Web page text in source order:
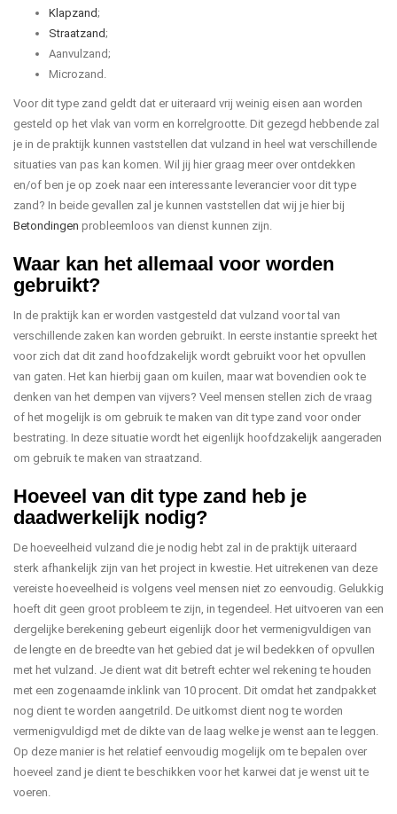
Klapzand;
Straatzand;
Aanvulzand;
Microzand.
Voor dit type zand geldt dat er uiteraard vrij weinig eisen aan worden
gesteld op het vlak van vorm en korrelgrootte. Dit gezegd hebbende zal
je in de praktijk kunnen vaststellen dat vulzand in heel wat verschillende
situaties van pas kan komen. Wil jij hier graag meer over ontdekken
en/of ben je op zoek naar een interessante leverancier voor dit type
zand? In beide gevallen zal je kunnen vaststellen dat wij je hier bij
Betondingen probleemloos van dienst kunnen zijn.
Waar kan het allemaal voor worden
gebruikt?
In de praktijk kan er worden vastgesteld dat vulzand voor tal van
verschillende zaken kan worden gebruikt. In eerste instantie spreekt het
voor zich dat dit zand hoofdzakelijk wordt gebruikt voor het opvullen
van gaten. Het kan hierbij gaan om kuilen, maar wat bovendien ook te
denken van het dempen van vijvers? Veel mensen stellen zich de vraag
of het mogelijk is om gebruik te maken van dit type zand voor onder
bestrating. In deze situatie wordt het eigenlijk hoofdzakelijk aangeraden
om gebruik te maken van straatzand.
Hoeveel van dit type zand heb je
daadwerkelijk nodig?
De hoeveelheid vulzand die je nodig hebt zal in de praktijk uiteraard
sterk afhankelijk zijn van het project in kwestie. Het uitrekenen van deze
vereiste hoeveelheid is volgens veel mensen niet zo eenvoudig. Gelukkig
hoeft dit geen groot probleem te zijn, in tegendeel. Het uitvoeren van een
dergelijke berekening gebeurt eigenlijk door het vermenigvuldigen van
de lengte en de breedte van het gebied dat je wil bedekken of opvullen
met het vulzand. Je dient wat dit betreft echter wel rekening te houden
met een zogenaamde inklink van 10 procent. Dit omdat het zandpakket
nog dient te worden aangetrild. De uitkomst dient nog te worden
vermenigvuldigd met de dikte van de laag welke je wenst aan te leggen.
Op deze manier is het relatief eenvoudig mogelijk om te bepalen over
hoeveel zand je dient te beschikken voor het karwei dat je wenst uit te
voeren.